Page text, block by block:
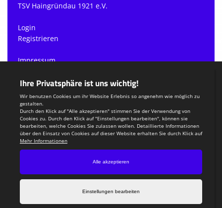
TSV Haingründau 1921 e.V.
Login
Registrieren
Impressum
Teamsports 2
Dein Sportverein online